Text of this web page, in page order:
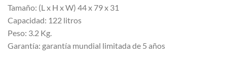
Tamaño: (L x H x W) 44 x 79 x 31
Capacidad: 122 litros
Peso: 3.2 Kg.
Garantía: garantía mundial limitada de 5 años